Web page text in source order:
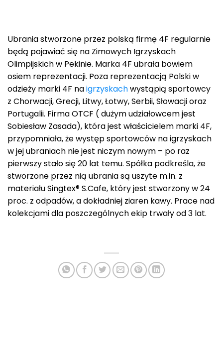
Ubrania stworzone przez polską firmę 4F regularnie
będą pojawiać się na Zimowych Igrzyskach
Olimpijskich w Pekinie. Marka 4F ubrała bowiem
osiem reprezentacji. Poza reprezentacją Polski w
odzieży marki 4F naigrzyskachwystąpią sportowcy
z Chorwacji, Grecji, Litwy, Łotwy, Serbii, Słowacji oraz
Portugalii. Firma OTCF ( dużym udziałowcem jest
Sobiesław Zasada), która jest właścicielem marki 4F,
przypomniała, że występ sportowców na igrzyskach
w jej ubraniach nie jest niczym nowym – po raz
pierwszy stało się 20 lat temu. Spółka podkreśla, że
stworzone przez nią ubrania są uszyte m.in. z
materiału Singtex® S.Cafe, który jest stworzony w 24
proc. z odpadów, a dokładniej ziaren kawy. Prace nad
kolekcjami dla poszczególnych ekip trwały od 3 lat.